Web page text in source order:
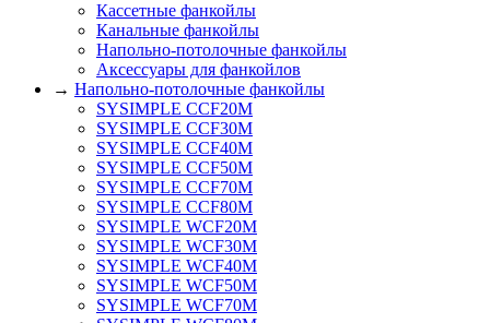
Кассетные фанкойлы
Канальные фанкойлы
Напольно-потолочные фанкойлы
Аксессуары для фанкойлов
→ Напольно-потолочные фанкойлы
SYSIMPLE CCF20M
SYSIMPLE CCF30M
SYSIMPLE CCF40M
SYSIMPLE CCF50M
SYSIMPLE CCF70M
SYSIMPLE CCF80M
SYSIMPLE WCF20M
SYSIMPLE WCF30M
SYSIMPLE WCF40M
SYSIMPLE WCF50M
SYSIMPLE WCF70M